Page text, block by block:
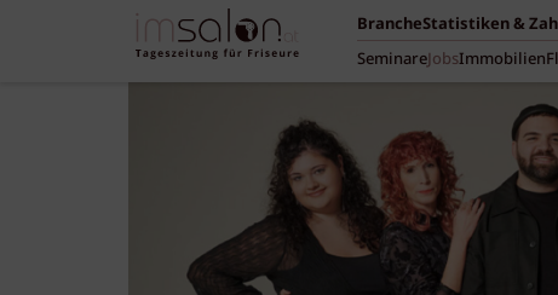
BrancheStatistiken &
SeminareJobsImmobilien